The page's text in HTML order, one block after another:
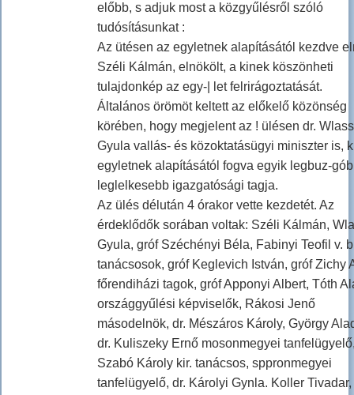
előbb, s adjuk most a közgyűlésről szóló
tudósításunkat :
Az ütésen az egyletnek alapításától kezdve
Széli Kálmán, elnökölt, a kinek köszönheti
tulajdonkép az egy-| let felrirágoztatását.
Általános örömöt keltett az előkelő közönség
körében, hogy megjelent az ! ülésen dr.
Gyula vallás- és közoktatásügyi miniszter is,
egyletnek alapításától fogva egyik legbuz-
leglelkesebb igazgatósági tagja.
Az ülés délután 4 órakor vette kezdetét. Az
érdeklődők sorában voltak: Széli Kálmán,
Gyula, gróf Széchényi Béla, Fabinyi Teofil v.
tanácsosok, gróf Keglevich István, gróf Zichy
főrendiházi tagok, gróf Apponyi Albert, Tóth
országgyűlési képviselők, Rákosi Jenő
másodelnök, dr. Mészáros Károly, György
dr. Kuliszeky Ernő mosonmegyei
Szabó Károly kir. tanácsos, sppronmegyei
tanfelügyelő, dr. Károlyi Gynla. Koller Tivadar,